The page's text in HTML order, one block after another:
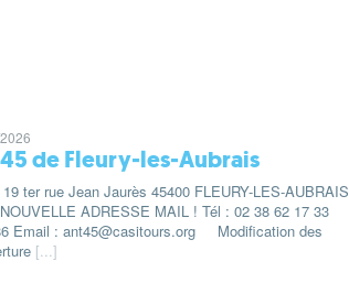
de Fleury‑les‑Aubrais
ter rue Jean Jaurès 45400 FLEURY-LES-AUBRAIS
ADRESSE MAIL ! Tél : 02 38 62 17 33
Email : ant45@casitours.org Modification des
[...]